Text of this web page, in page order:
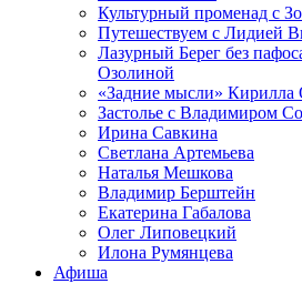
Культурный променад с
Путешествуем с Лидией
Лазурный Берег без
Озолиной
«Задние мысли»
Застолье с Владимиром
Ирина Савкина
Светлана Артемьева
Наталья Мешкова
Владимир Берштейн
Екатерина Габалова
Олег Липовецкий
Илона Румянцева
Афиша